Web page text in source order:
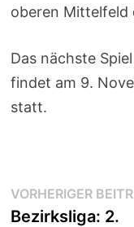
oberen Mittelfeld
Das nächste
findet am 9.
statt.
VORHERIGER
Bezirksliga: 2.